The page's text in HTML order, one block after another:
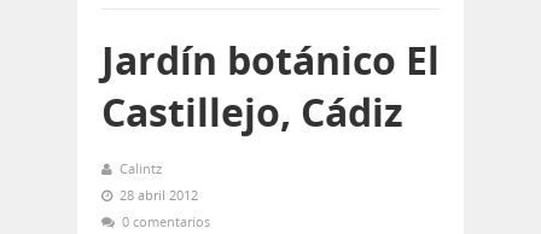
Jardín botánico El
Castillejo, Cádiz
Calintz
28 abril 2012
0 comentarios